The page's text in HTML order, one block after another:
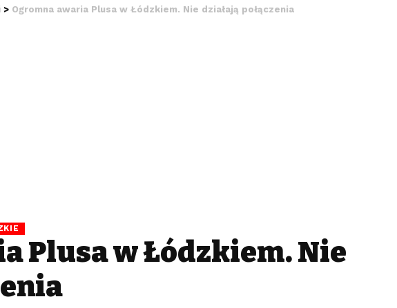
> Ogromna awaria Plusa w Łódzkiem. Nie działają połączenia
Plusa w Łódzkiem. Nie